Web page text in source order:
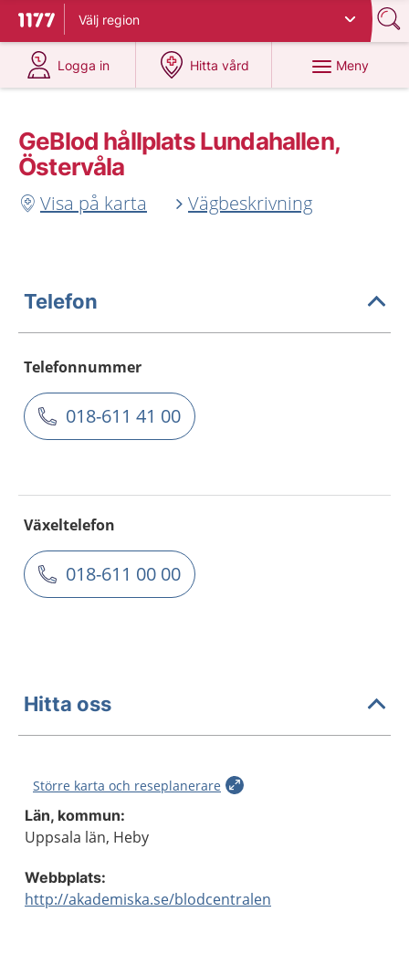
Till startsidan för 1177
Välj region
Logga in
på 1177.se
Hitta vård
på 1177.se
Meny
GeBlod hållplats Lundahallen,
Östervåla
Visa på karta Vägbeskrivning
Telefon
Telefonnummer
018-611 41 00
Växeltelefon
018-611 00 00
Hitta oss
Större karta och reseplanerare
Län, kommun:
Uppsala län, Heby
Webbplats:
http://akademiska.se/blodcentralen